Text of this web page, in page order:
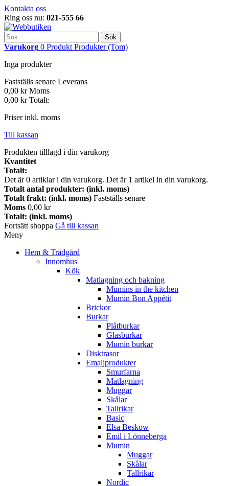
Kontakta oss
Ring oss nu: 021-555 66
Sök
Varukorg 0 Produkt Produkter (Tom)
Inga produkter
Fastställs senare Leverans
0,00 kr Moms
0,00 kr Totalt:
Priser inkl. moms
Till kassan
Produkten tilllagd i din varukorg
Kvantitet
Totalt:
Det är0 artiklar i din varukorg. Det är 1 artikel in din varukorg.
Totalt antal produkter: (inkl. moms)
Totalt frakt: (inkl. moms) Fastställs senare
Moms 0,00 kr
Totalt: (inkl. moms)
Fortsätt shoppa Gå till kassan
Meny
Hem & Trädgård
Innomhus
Kök
Matlagning och bakning
Mumins in the kitchen
Mumin Bon Appétit
Brickor
Burkar
Plåtburkar
Glasburkar
Mumin burkar
Disktrasor
Emaljprodukter
Smurfarna
Matlagning
Muggar
Skålar
Tallrikar
Basic
Elsa Beskow
Emil i Lönneberga
Mumin
Muggar
Skålar
Tallrikar
Nordic